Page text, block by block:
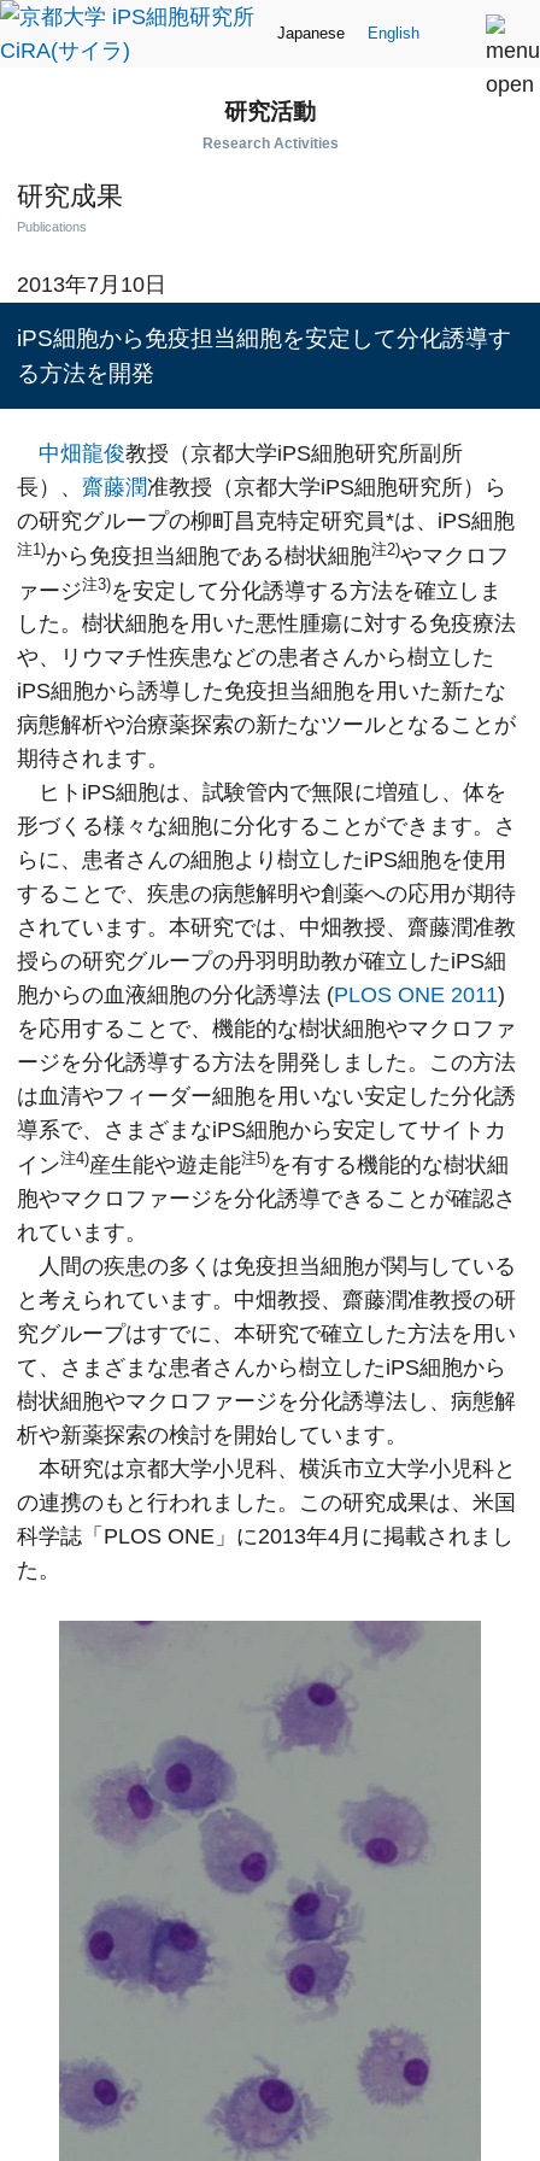
Japanese English
研究活動
Research Activities
研究成果
Publications
2013年7月10日
iPS細胞から免疫担当細胞を安定して分化誘導す
る方法を開発
中畑龍俊教授（京都大学iPS細胞研究所副所
長）、齋藤潤准教授（京都大学iPS細胞研究所）ら
の研究グループの柳町昌克特定研究員*は、iPS細胞
注1)から免疫担当細胞である樹状細胞注2)やマクロフ
ァージ注3)を安定して分化誘導する方法を確立しま
した。樹状細胞を用いた悪性腫瘍に対する免疫療法
や、リウマチ性疾患などの患者さんから樹立した
iPS細胞から誘導した免疫担当細胞を用いた新たな
病態解析や治療薬探索の新たなツールとなることが
期待されます。
ヒトiPS細胞は、試験管内で無限に増殖し、体を
形づくる様々な細胞に分化することができます。さ
らに、患者さんの細胞より樹立したiPS細胞を使用
することで、疾患の病態解明や創薬への応用が期待
されています。本研究では、中畑教授、齋藤潤准教
授らの研究グループの丹羽明助教が確立したiPS細
胞からの血液細胞の分化誘導法 (PLOS ONE 2011)
を応用することで、機能的な樹状細胞やマクロファ
ージを分化誘導する方法を開発しました。この方法
は血清やフィーダー細胞を用いない安定した分化誘
導系で、さまざまなiPS細胞から安定してサイトカ
イン注4)産生能や遊走能注5)を有する機能的な樹状細
胞やマクロファージを分化誘導できることが確認さ
れています。
人間の疾患の多くは免疫担当細胞が関与している
と考えられています。中畑教授、齋藤潤准教授の研
究グループはすでに、本研究で確立した方法を用い
て、さまざまな患者さんから樹立したiPS細胞から
樹状細胞やマクロファージを分化誘導法し、病態解
析や新薬探索の検討を開始しています。
本研究は京都大学小児科、横浜市立大学小児科と
の連携のもと行われました。この研究成果は、米国
科学誌「PLOS ONE」に2013年4月に掲載されまし
た。